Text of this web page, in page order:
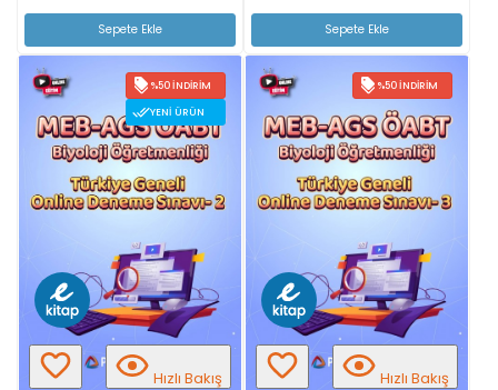
Sepete Ekle Sepete Ekle
%50 İNDIRIM
YENI ÜRÜN
Hızlı Bakış
%50 İNDIRIM
Hızlı Bakış